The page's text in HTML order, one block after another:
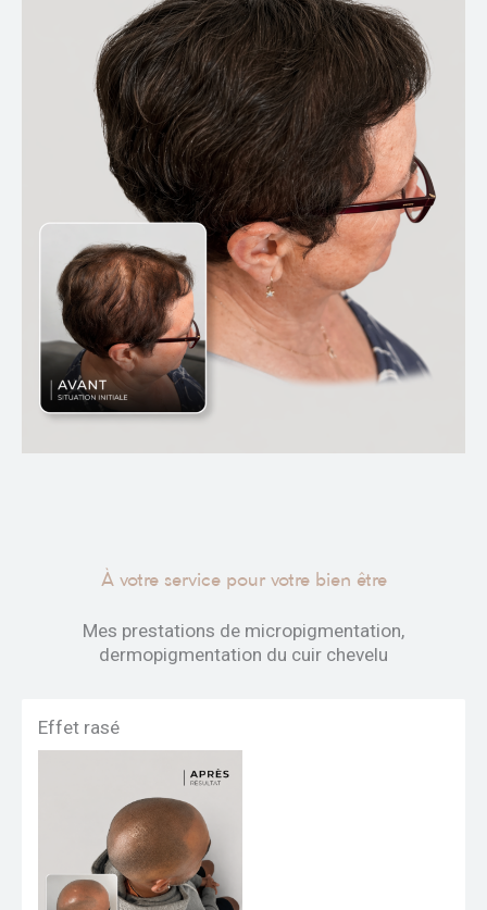
À votre service pour votre bien être
Mes prestations de micropigmentation,
dermopigmentation du cuir chevelu
Effet rasé